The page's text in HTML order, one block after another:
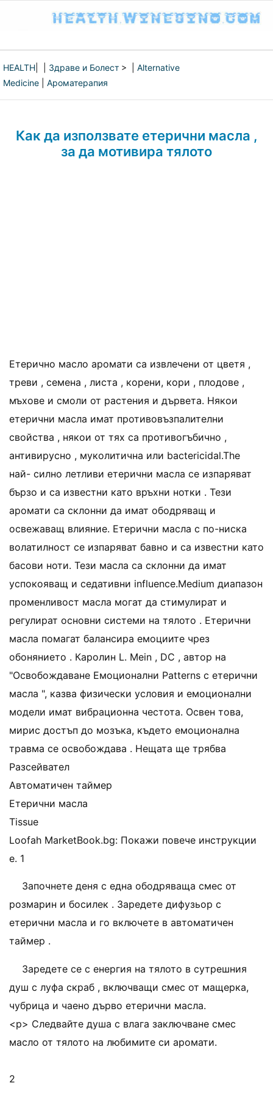
HEALTH Здраве и Болест > | Alternative
Medicine
Ароматерапия
Как да използвате етерични масла ,
за да мотивира тялото
Етерично масло аромати са извлечени от цветя ,
треви , семена , листа , корени, кори , плодове ,
мъхове и смоли от растения и дървета. Някои
етерични масла имат противовъзпалителни
свойства , някои от тях са противогъбично ,
антивирусно , муколитична или bactericidal.The
най- силно летливи етерични масла се изпаряват
бързо и са известни като връхни нотки . Тези
аромати са склонни да имат ободряващ и
освежаващ влияние. Етерични масла с по-ниска
волатилност се изпаряват бавно и са известни като
басови ноти. Тези масла са склонни да имат
успокояващ и седативни influence.Medium диапазон
променливост масла могат да стимулират и
регулират основни системи на тялото . Етерични
масла помагат балансира емоциите чрез
обонянието . Каролин L. Mein , DC , автор на
"Освобождаване Емоционални Patterns с етерични
масла ", казва физически условия и емоционални
модели имат вибрационна честота. Освен това,
мирис достъп до мозъка, където емоционална
травма се освобождава . Нещата ще трябва
Разсейвател
Автоматичен таймер
Етерични масла
Tissue
Loofah MarketBook.bg: Покажи повече инструкции
е. 1
Започнете деня с една ободряваща смес от
розмарин и босилек . Заредете дифузьор с
етерични масла и го включете в автоматичен
таймер .
Заредете се с енергия на тялото в сутрешния
душ с луфа скраб , включващи смес от мащерка,
чубрица и чаено дърво етерични масла.
<р> Следвайте душа с влага заключване смес
масло от тялото на любимите си аромати.
2